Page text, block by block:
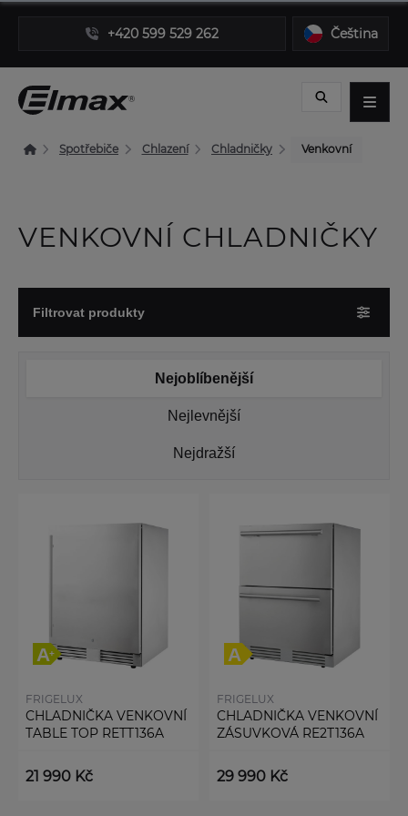
+420 599 529 262 Čeština
Spotřebiče Chlazení Chladničky Venkovní
VENKOVNÍ CHLADNIČKY
Filtrovat produkty
Nejoblíbenější
Nejlevnější
Nejdražší
FRIGELUX
CHLADNIČKA VENKOVNÍ
TABLE TOP RETT136A
21 990 Kč
FRIGELUX
CHLADNIČKA VENKOVNÍ
ZÁSUVKOVÁ RE2T136A
29 990 Kč